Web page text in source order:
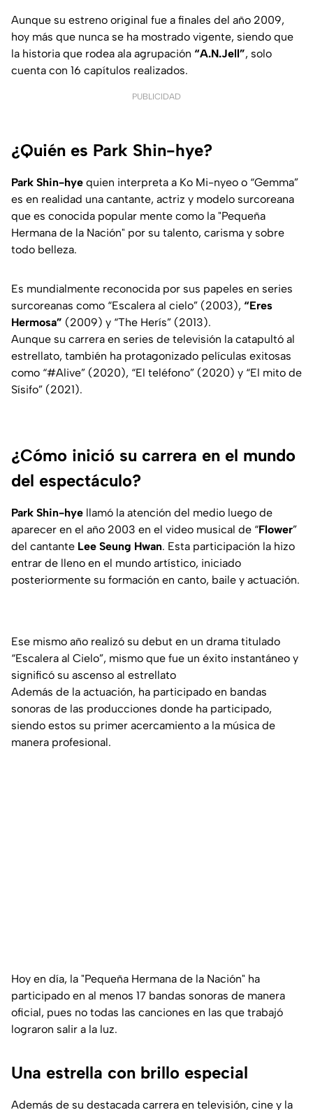
Aunque su estreno original fue a finales del año 2009,
hoy más que nunca se ha mostrado vigente, siendo que
la historia que rodea ala agrupación “A.N.Jell”, solo
cuenta con 16 capítulos realizados.
PUBLICIDAD
¿Quién es Park Shin-hye?
Park Shin-hye quien interpreta a Ko Mi-nyeo o “Gemma”
es en realidad una cantante, actriz y modelo surcoreana
que es conocida popular mente como la "Pequeña
Hermana de la Nación" por su talento, carisma y sobre
todo belleza.
Es mundialmente reconocida por sus papeles en series
surcoreanas como “Escalera al cielo” (2003), “Eres
Hermosa” (2009) y “The Herís” (2013).
Aunque su carrera en series de televisión la catapultó al
estrellato, también ha protagonizado películas exitosas
como “#Alive” (2020), “El teléfono” (2020) y “El mito de
Sísifo” (2021).
¿Cómo inició su carrera en el mundo
del espectáculo?
Park Shin-hye llamó la atención del medio luego de
aparecer en el año 2003 en el video musical de “Flower”
del cantante Lee Seung Hwan. Esta participación la hizo
entrar de lleno en el mundo artístico, iniciado
posteriormente su formación en canto, baile y actuación.
Ese mismo año realizó su debut en un drama titulado
“Escalera al Cielo”, mismo que fue un éxito instantáneo y
significó su ascenso al estrellato
Además de la actuación, ha participado en bandas
sonoras de las producciones donde ha participado,
siendo estos su primer acercamiento a la música de
manera profesional.
Hoy en día, la "Pequeña Hermana de la Nación" ha
participado en al menos 17 bandas sonoras de manera
oficial, pues no todas las canciones en las que trabajó
lograron salir a la luz.
Una estrella con brillo especial
Además de su destacada carrera en televisión, cine y la